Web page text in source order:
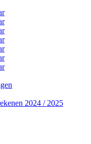
2024 / 2025